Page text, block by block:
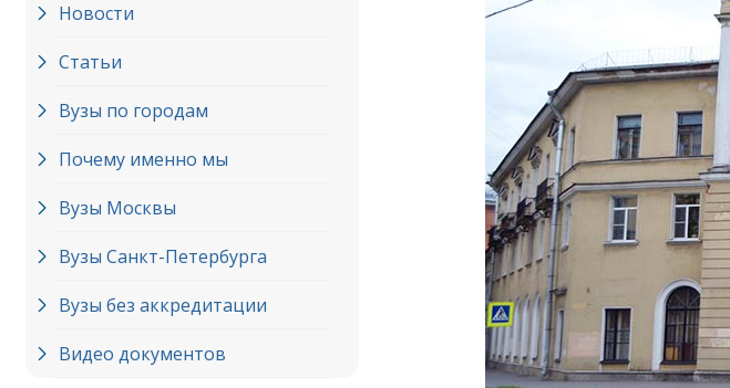
Новости
Статьи
Вузы по городам
Почему именно мы
Вузы Москвы
Вузы Cанкт-Петербурга
Вузы без аккредитации
Видео документов